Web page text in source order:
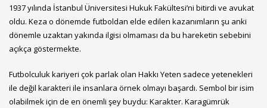
1937 yılında İstanbul Üniversitesi Hukuk Fakültesi’ni bitirdi ve avukat
oldu. Keza o dönemde futboldan elde edilen kazanımların şu anki
dönemle uzaktan yakında ilgisi olmaması da bu hareketin sebebini
açıkça göstermekte.
Futbolculuk kariyeri çok parlak olan Hakkı Yeten sadece yetenekleri
ile değil karakteri ile insanlara örnek olmayı başardı. Sembol bir isim
olabilmek için de en önemli şey buydu: Karakter. Karagümrük